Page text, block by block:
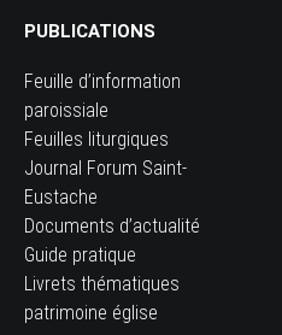
PUBLICATIONS
Feuille d’information
paroissiale
Feuilles liturgiques
Journal Forum Saint-
Eustache
Documents d’actualité
Guide pratique
Livrets thématiques
patrimoine église